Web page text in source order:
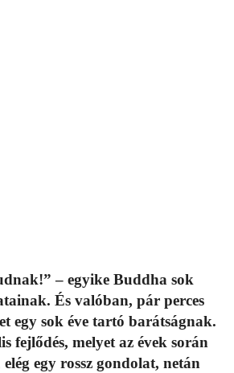
– egyike Buddha sok
És valóban, pár perces
egy sok éve tartó barátságnak.
fejlődés, melyet az évek során
egy rossz gondolat, netán